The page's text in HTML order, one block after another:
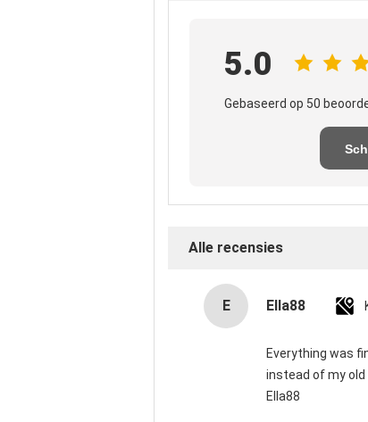
5.0
Gebaseerd op 50
Alle recensies
E Ella88
Everything was
instead of my old
Ella88